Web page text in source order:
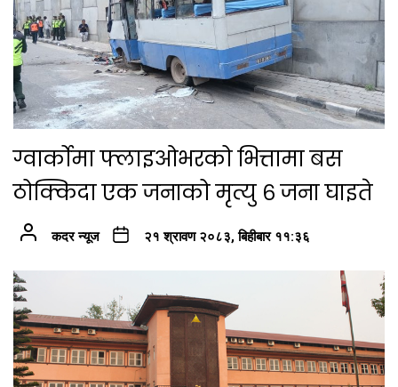
ग्वार्कोमा फ्लाइओभरको भित्तामा बस
ठोक्किदा एक जनाको मृत्यु ६ जना घाइते
कदर न्यूज २१ श्रावण २०८३, बिहीबार ११:३६